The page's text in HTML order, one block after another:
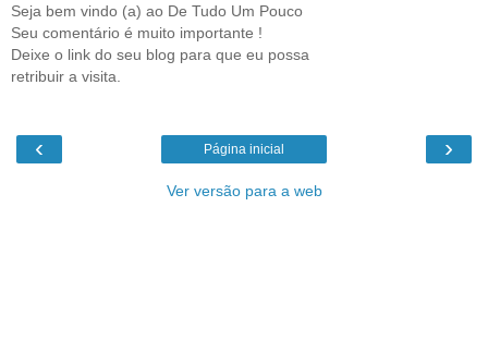
Seja bem vindo (a) ao De Tudo Um Pouco
Seu comentário é muito importante !
Deixe o link do seu blog para que eu possa
retribuir a visita.
‹ ›
Página inicial
Ver versão para a web